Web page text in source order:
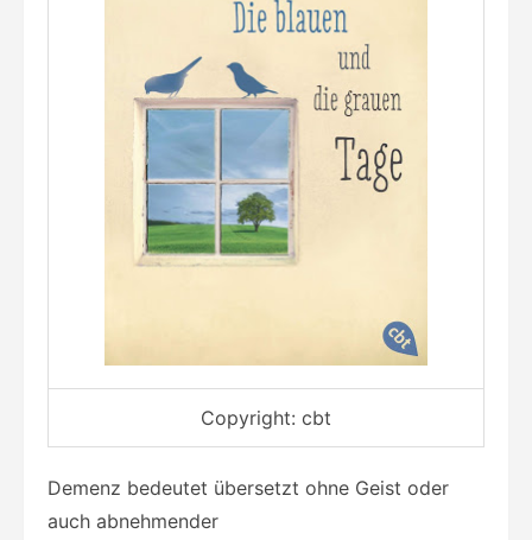
Copyright: cbt
Demenz bedeutet übersetzt ohne Geist oder
auch abnehmender